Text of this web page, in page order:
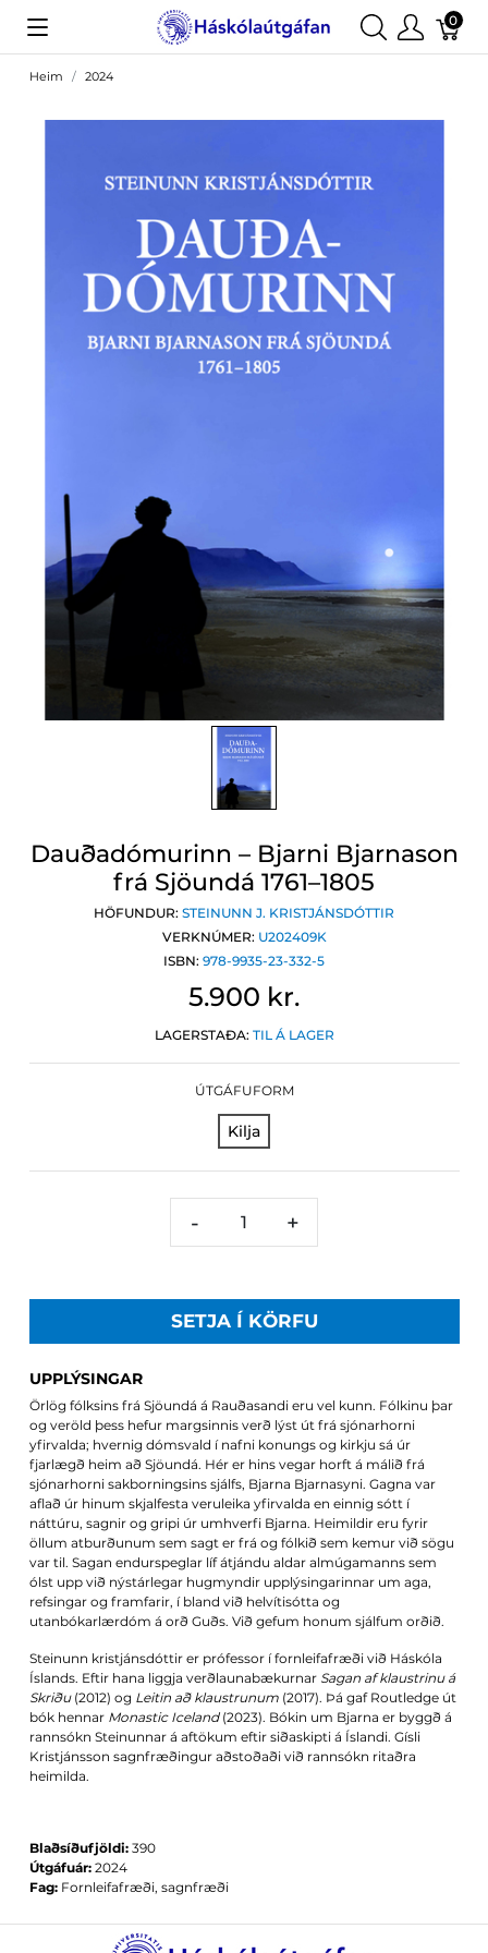
0
Heim 2024
Dauðadómurinn – Bjarni Bjarnason
frá Sjöundá 1761–1805
HÖFUNDUR: STEINUNN J. KRISTJÁNSDÓTTIR
VERKNÚMER: U202409K
ISBN: 978-9935-23-332-5
5.900 kr.
LAGERSTAÐA: TIL Á LAGER
ÚTGÁFUFORM
Kilja
- +
SETJA Í KÖRFU
UPPLÝSINGAR
Örlög fólksins frá Sjöundá á Rauðasandi eru vel kunn. Fólkinu þar
og veröld þess hefur margsinnis verð lýst út frá sjónarhorni
yfirvalda; hvernig dómsvald í nafni konungs og kirkju sá úr
fjarlægð heim að Sjöundá. Hér er hins vegar horft á málið frá
sjónarhorni sakborningsins sjálfs, Bjarna Bjarnasyni. Gagna var
aflað úr hinum skjalfesta veruleika yfirvalda en einnig sótt í
náttúru, sagnir og gripi úr umhverfi Bjarna. Heimildir eru fyrir
öllum atburðunum sem sagt er frá og fólkið sem kemur við sögu
var til. Sagan endurspeglar líf átjándu aldar almúgamanns sem
ólst upp við nýstárlegar hugmyndir upplýsingarinnar um aga,
refsingar og framfarir, í bland við helvítisótta og
utanbókarlærdóm á orð Guðs. Við gefum honum sjálfum orðið.
Steinunn kristjánsdóttir er prófessor í fornleifafræði við Háskóla
Íslands. Eftir hana liggja verðlaunabækurnar Sagan af klaustrinu á
Skriðu(2012) og Leitin að klaustrunum(2017). Þá gaf Routledge út
bók hennar Monastic Iceland(2023). Bókin um Bjarna er byggð á
rannsókn Steinunnar á aftökum eftir siðaskipti á Íslandi. Gísli
Kristjánsson sagnfræðingur aðstoðaði við rannsókn ritaðra
heimilda.
Blaðsíðufjöldi: 390
Útgáfuár: 2024
Fag: Fornleifafræði, sagnfræði